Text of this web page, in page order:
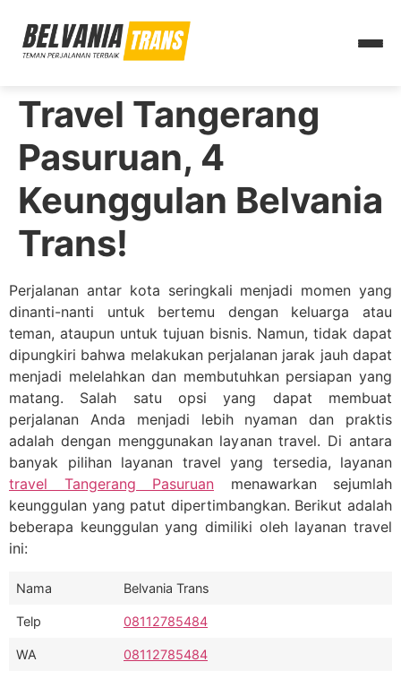
Travel Tangerang
Pasuruan, 4
Keunggulan Belvania
Trans!
Perjalanan antar kota seringkali menjadi momen yang
dinanti-nanti untuk bertemu dengan keluarga atau
teman, ataupun untuk tujuan bisnis. Namun, tidak dapat
dipungkiri bahwa melakukan perjalanan jarak jauh dapat
menjadi melelahkan dan membutuhkan persiapan yang
matang. Salah satu opsi yang dapat membuat
perjalanan Anda menjadi lebih nyaman dan praktis
adalah dengan menggunakan layanan travel. Di antara
banyak pilihan layanan travel yang tersedia, layanan
travel Tangerang Pasuruan menawarkan sejumlah
keunggulan yang patut dipertimbangkan. Berikut adalah
beberapa keunggulan yang dimiliki oleh layanan travel
ini:
Nama Belvania Trans
Telp 08112785484
WA 08112785484